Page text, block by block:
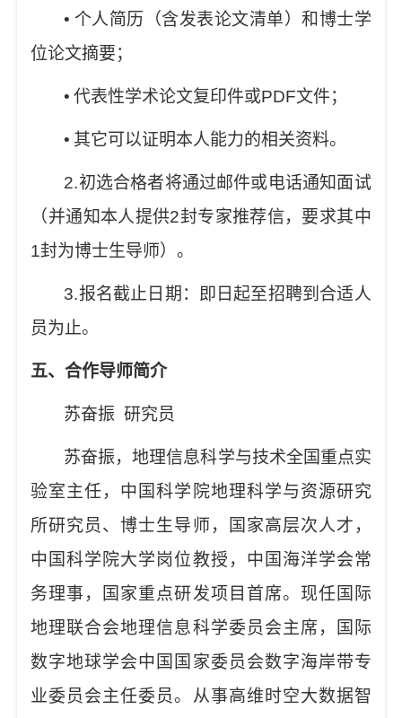
• 个人简历（含发表论文清单）和博士学
位论文摘要；
• 代表性学术论文复印件或PDF文件；
• 其它可以证明本人能力的相关资料。
2.初选合格者将通过邮件或电话通知面试
（并通知本人提供2封专家推荐信，要求其中
1封为博士生导师）。
3.报名截止日期：即日起至招聘到合适人
员为止。
五、合作导师简介
苏奋振 研究员
苏奋振，地理信息科学与技术全国重点实
验室主任，中国科学院地理科学与资源研究
所研究员、博士生导师，国家高层次人才，
中国科学院大学岗位教授，中国海洋学会常
务理事，国家重点研发项目首席。现任国际
地理联合会地理信息科学委员会主席，国际
数字地球学会中国国家委员会数字海岸带专
业委员会主任委员。从事高维时空大数据智